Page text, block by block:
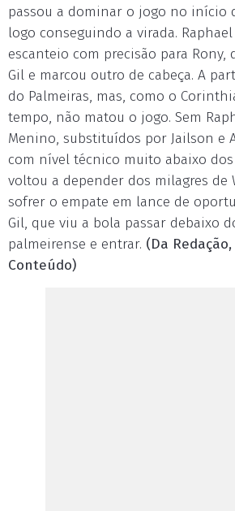
passou a dominar o jogo no início
logo conseguindo a virada.
escanteio com precisão para Rony,
Gil e marcou outro de cabeça. A
do Palmeiras, mas, como o
tempo, não matou o jogo. Sem
Menino, substituídos por Jailson e
com nível técnico muito abaixo
voltou a depender dos milagres de
sofrer o empate em lance de
Gil, que viu a bola passar debaixo
palmeirense e entrar. (Da
Conteúdo)